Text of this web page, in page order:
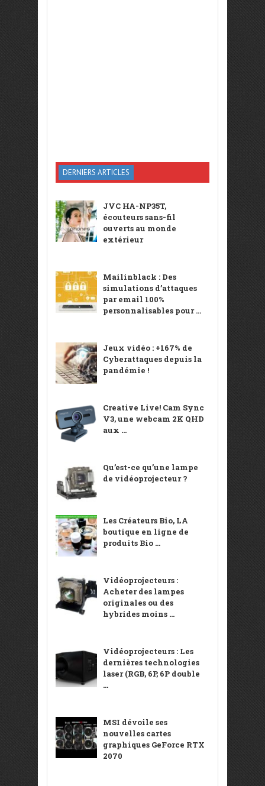
DERNIERS ARTICLES
JVC HA-NP35T,
écouteurs sans-fil
ouverts au monde
extérieur
Mailinblack : Des
simulations d’attaques
par email 100%
personnalisables pour ...
Jeux vidéo : +167% de
Cyberattaques depuis la
pandémie !
Creative Live! Cam Sync
V3, une webcam 2K QHD
aux ...
Qu’est-ce qu’une lampe
de vidéoprojecteur ?
Les Créateurs Bio, LA
boutique en ligne de
produits Bio ...
Vidéoprojecteurs :
Acheter des lampes
originales ou des
hybrides moins ...
Vidéoprojecteurs : Les
dernières technologies
laser (RGB, 6P, 6P double
...
MSI dévoile ses
nouvelles cartes
graphiques GeForce RTX
2070